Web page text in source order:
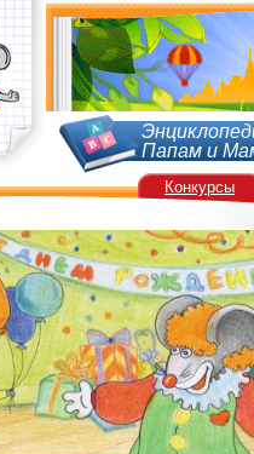
Папам и
Конкурсы